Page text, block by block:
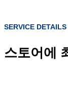
SERVICE DETAILS
스토어에